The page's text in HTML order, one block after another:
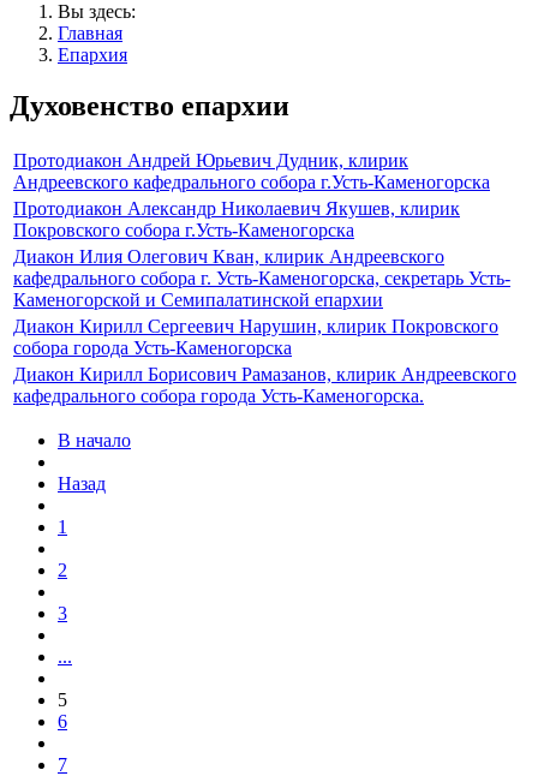
Вы здесь:
Главная
Епархия
Духовенство епархии
Протодиакон Андрей Юрьевич Дудник, клирик
Андреевского кафедрального собора г.Усть-Каменогорска
Протодиакон Александр Николаевич Якушев, клирик
Покровского собора г.Усть-Каменогорска
Диакон Илия Олегович Кван, клирик Андреевского
кафедрального собора г. Усть-Каменогорска, секретарь Усть-
Каменогорской и Семипалатинской епархии
Диакон Кирилл Сергеевич Нарушин, клирик Покровского
собора города Усть-Каменогорска
Диакон Кирилл Борисович Рамазанов, клирик Андреевского
кафедрального собора города Усть-Каменогорска.
В начало
Назад
1
2
3
...
5
6
7